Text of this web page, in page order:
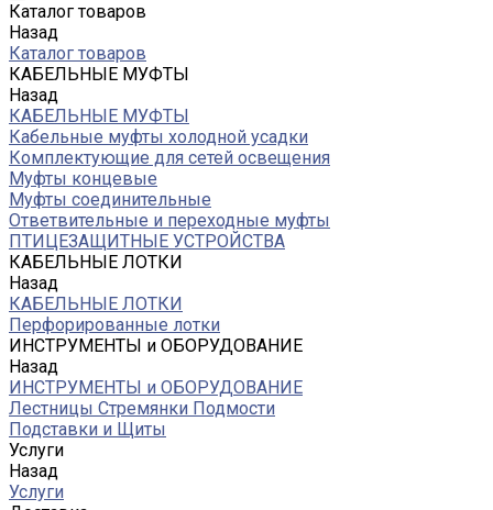
Каталог товаров
Назад
Каталог товаров
КАБЕЛЬНЫЕ МУФТЫ
Назад
КАБЕЛЬНЫЕ МУФТЫ
Кабельные муфты холодной усадки
Комплектующие для сетей освещения
Муфты концевые
Муфты соединительные
Ответвительные и переходные муфты
ПТИЦЕЗАЩИТНЫЕ УСТРОЙСТВА
КАБЕЛЬНЫЕ ЛОТКИ
Назад
КАБЕЛЬНЫЕ ЛОТКИ
Перфорированные лотки
ИНСТРУМЕНТЫ и ОБОРУДОВАНИЕ
Назад
ИНСТРУМЕНТЫ и ОБОРУДОВАНИЕ
Лестницы Стремянки Подмости
Подставки и Щиты
Услуги
Назад
Услуги